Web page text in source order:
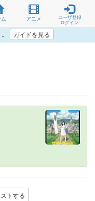
アニメ
ユーザ登録
ログイン
ガイドを見る
トする